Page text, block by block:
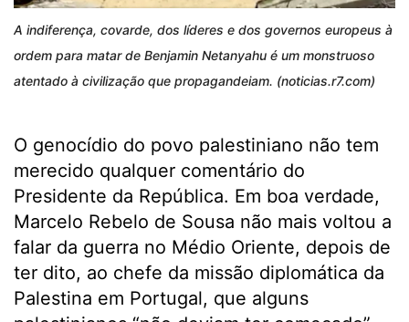
A indiferença, covarde, dos líderes e dos governos europeus à
ordem para matar de Benjamin Netanyahu é um monstruoso
atentado à civilização que propagandeiam. (noticias.r7.com)
O genocídio do povo palestiniano não tem
merecido qualquer comentário do
Presidente da República. Em boa verdade,
Marcelo Rebelo de Sousa não mais voltou a
falar da guerra no Médio Oriente, depois de
ter dito, ao chefe da missão diplomática da
Palestina em Portugal, que alguns